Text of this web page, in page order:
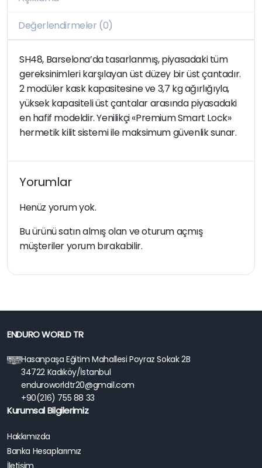
Değerlendirmeler (0)
SH48, Barselona’da tasarlanmış, piyasadaki tüm
gereksinimleri karşılayan üst düzey bir üst çantadır.
2 modüler kask kapasitesine ve 3,7 kg ağırlığıyla,
yüksek kapasiteli üst çantalar arasında piyasadaki
en hafif modeldir. Yenilikçi «Premium Smart Lock»
hermetik kilit sistemi ile maksimum güvenlik sunar.
Yorumlar
Henüz yorum yok.
Bu ürünü satın almış olan ve oturum açmış
müşteriler yorum bırakabilir.
ENDURO WORLD TR
Hasanpaşa Eğitim Mahallesi Poyraz Sokak 2B
34722 Kadıköy/İstanbul
enduroworldtr20@gmail.com
+90(216) 755 88 33
Kurumsal Bilgilerimiz
Hakkımızda
Banka Hesaplarımız
İletişim